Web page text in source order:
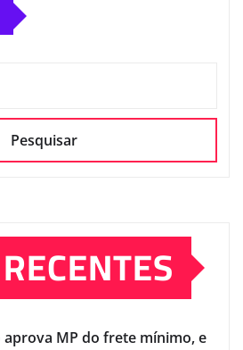
Pesquisar
aprova MP do frete mínimo, e